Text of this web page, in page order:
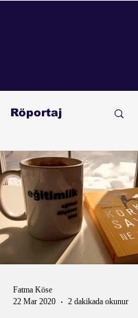
Röportaj
Fatma Köse
22 Mar 2020
2 dakikada okunur